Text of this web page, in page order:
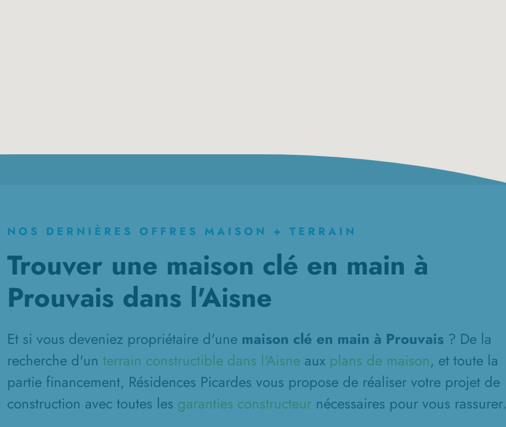
NOS DERNIÈRES OFFRES MAISON + TERRAIN
Trouver une maison clé en main à
Prouvais dans l'Aisne
Et si vous deveniez propriétaire d'une maison clé en main à Prouvais ? De la
recherche d'un terrain constructible dans l'Aisne aux plans de maison, et toute la
partie financement, Résidences Picardes vous propose de réaliser votre projet de
construction avec toutes les garanties constructeur nécessaires pour vous rassurer.